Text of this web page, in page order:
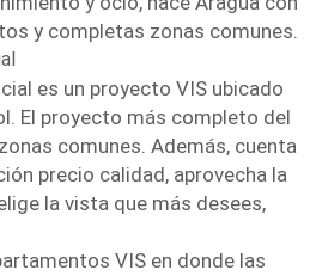
y completas zonas comunes.
es un proyecto VIS ubicado
El proyecto más completo del
comunes. Además, cuenta
precio calidad, aprovecha la
la vista que más desees,
VIS en donde las